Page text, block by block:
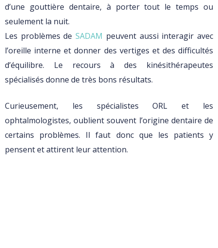
d’une gouttière dentaire, à porter tout le temps ou
seulement la nuit.
Les problèmes deSADAM peuvent aussi interagir avec
l’oreille interne et donner des vertiges et des difficultés
d’équilibre. Le recours à des kinésithérapeutes
spécialisés donne de très bons résultats.
Curieusement, les spécialistes ORL et les
ophtalmologistes, oublient souvent l’origine dentaire de
certains problèmes. Il faut donc que les patients y
pensent et attirent leur attention.